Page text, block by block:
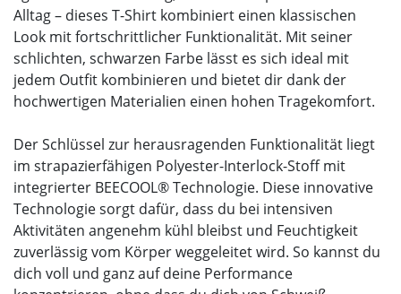
Alltag – dieses T-Shirt kombiniert einen klassischen
Look mit fortschrittlicher Funktionalität. Mit seiner
schlichten, schwarzen Farbe lässt es sich ideal mit
jedem Outfit kombinieren und bietet dir dank der
hochwertigen Materialien einen hohen Tragekomfort.
Der Schlüssel zur herausragenden Funktionalität liegt
im strapazierfähigen Polyester-Interlock-Stoff mit
integrierter BEECOOL® Technologie. Diese innovative
Technologie sorgt dafür, dass du bei intensiven
Aktivitäten angenehm kühl bleibst und Feuchtigkeit
zuverlässig vom Körper weggeleitet wird. So kannst du
dich voll und ganz auf deine Performance